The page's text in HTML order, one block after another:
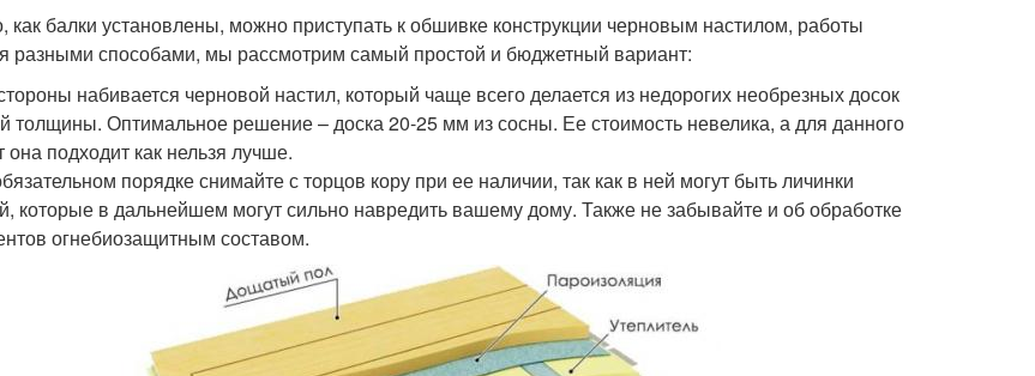
как балки установлены, можно приступать к обшивке конструкции черновым настилом, работы
разными способами, мы рассмотрим самый простой и бюджетный вариант:
набивается черновой настил, который чаще всего делается из недорогих необрезных досок
толщины. Оптимальное решение – доска 20-25 мм из сосны. Ее стоимость невелика, а для данного
она подходит как нельзя лучше.
порядке снимайте с торцов кору при ее наличии, так как в ней могут быть личинки
которые в дальнейшем могут сильно навредить вашему дому. Также не забывайте и об обработке
огнебиозащитным составом.